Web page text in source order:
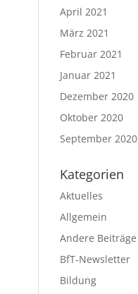
April 2021
März 2021
Februar 2021
Januar 2021
Dezember 2020
Oktober 2020
September 2020
Kategorien
Aktuelles
Allgemein
Andere Beiträge
BfT-Newsletter
Bildung